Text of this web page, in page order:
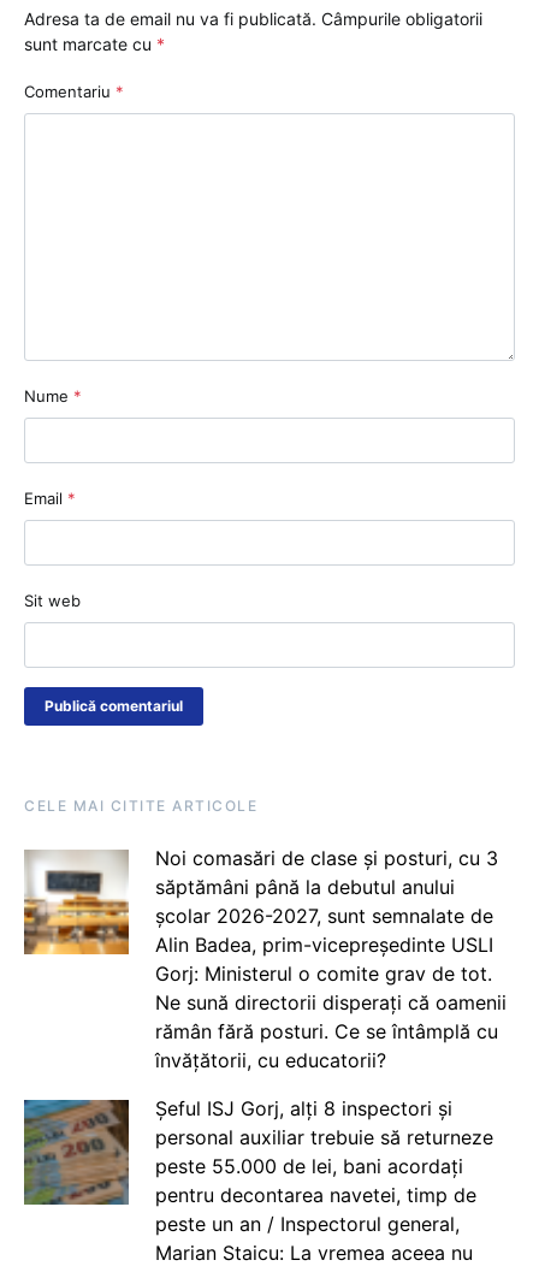
Adresa ta de email nu va fi publicată. Câmpurile obligatorii
sunt marcate cu *
Comentariu *
Nume *
Email *
Sit web
CELE MAI CITITE ARTICOLE
Noi comasări de clase și posturi, cu 3
săptămâni până la debutul anului
școlar 2026-2027, sunt semnalate de
Alin Badea, prim-vicepreședinte USLI
Gorj: Ministerul o comite grav de tot.
Ne sună directorii disperați că oamenii
rămân fără posturi. Ce se întâmplă cu
învățătorii, cu educatorii?
Șeful ISJ Gorj, alți 8 inspectori și
personal auxiliar trebuie să returneze
peste 55.000 de lei, bani acordați
pentru decontarea navetei, timp de
peste un an / Inspectorul general,
Marian Staicu: La vremea aceea nu